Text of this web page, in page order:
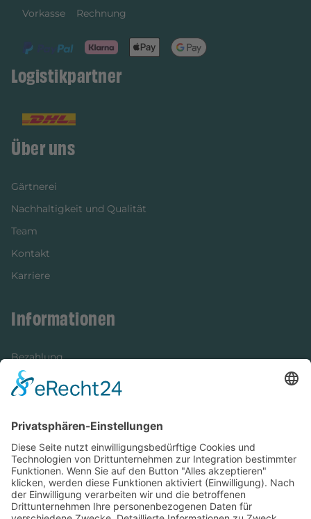
Vorkasse Rechnung
Logistikpartner
Über uns
Gärtnerei
Nachhaltigkeit und Qualität
Team
Kontakt
Karriere
Informationen
Bezahlung
Newsletter
Versandinformationen
Verfügbarkeit/Verträglichkeit
Rechtliches
Widerrufsrecht und Widerrufsformular